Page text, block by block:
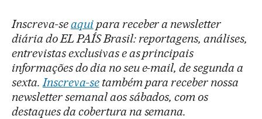
Inscreva-seaquipara receber a newsletter
diária do EL PAÍS Brasil: reportagens, análises,
entrevistas exclusivas e as principais
informações do dia no seu e-mail, de segunda a
sexta. Inscreva-setambém para receber nossa
newsletter semanal aos sábados, com os
destaques da cobertura na semana.